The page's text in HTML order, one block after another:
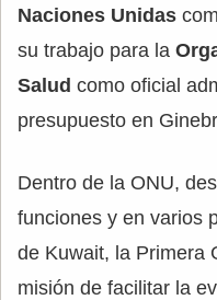
Naciones Unidas
su trabajo para la
Salud como oficial
presupuesto en
Dentro de la ONU,
funciones y en varios
de Kuwait, la Primera
misión de facilitar la